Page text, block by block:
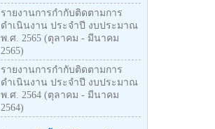
รายงานการกำกับติดตามการ
ดำเนินงาน ประจำปี งบประมาณ
พ.ศ. 2565 (ตุลาคม - มีนาคม
2565)
รายงานการกำกับติดตามการ
ดำเนินงาน ประจำปี งบประมาณ
พ.ศ. 2564 (ตุลาคม - มีนาคม
2564)